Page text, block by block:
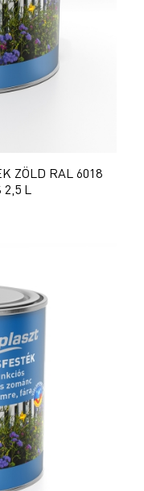
ZÖLD RAL 6018
2,5 L